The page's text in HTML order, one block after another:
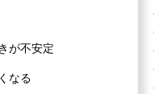
が不安定
なる